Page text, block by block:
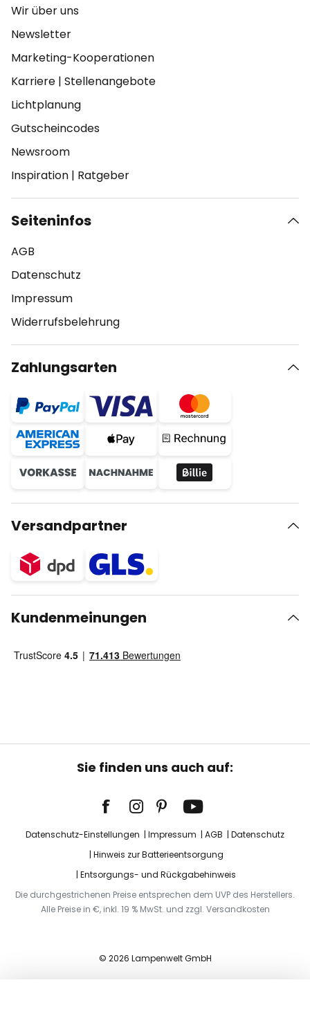
Wir über uns
Newsletter
Marketing-Kooperationen
Karriere | Stellenangebote
Lichtplanung
Gutscheincodes
Newsroom
Inspiration | Ratgeber
Seiteninfos
AGB
Datenschutz
Impressum
Widerrufsbelehrung
Zahlungsarten
Versandpartner
Kundenmeinungen
Sie finden uns auch auf:
Datenschutz-Einstellungen Impressum AGB
Datenschutz
Hinweis zur Batterieentsorgung
Entsorgungs- und Rückgabehinweis
Die durchgestrichenen Preise entsprechen dem UVP des Herstellers.
Alle Preise in €, inkl. 19 % MwSt. und zzgl. Versandkosten
© 2026 Lampenwelt GmbH